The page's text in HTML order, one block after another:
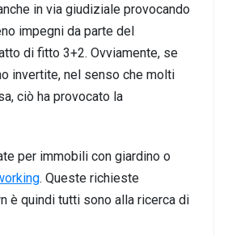
in via giudiziale provocando
impegni da parte del
di fitto 3+2. Ovviamente, se
invertite, nel senso che molti
ciò ha provocato la
per immobili con giardino o
. Queste richieste
è quindi tutti sono alla ricerca di